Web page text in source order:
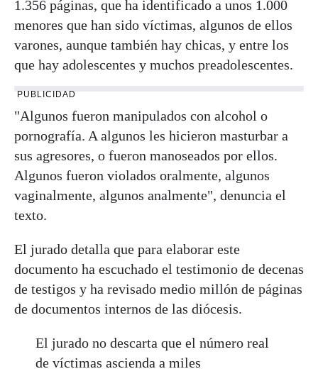
1.356 páginas, que ha identificado a unos 1.000
menores que han sido víctimas, algunos de ellos
varones, aunque también hay chicas, y entre los
que hay adolescentes y muchos preadolescentes.
PUBLICIDAD
"Algunos fueron manipulados con alcohol o
pornografía. A algunos les hicieron masturbar a
sus agresores, o fueron manoseados por ellos.
Algunos fueron violados oralmente, algunos
vaginalmente, algunos analmente", denuncia el
texto.
El jurado detalla que para elaborar este
documento ha escuchado el testimonio de decenas
de testigos y ha revisado medio millón de páginas
de documentos internos de las diócesis.
El jurado no descarta que el número real
de víctimas ascienda a miles